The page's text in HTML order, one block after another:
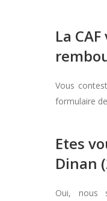
La
Vous
formulaire
Etes
Dinan
Oui, nous